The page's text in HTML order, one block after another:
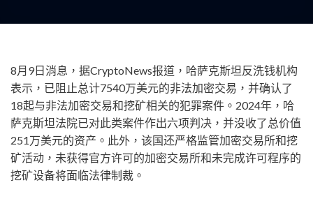
8月9日消息，据CryptoNews报道，哈萨克斯坦反洗钱机构
表示，已阻止总计7540万美元的非法加密交易，并确认了
18起与非法加密交易和挖矿相关的犯罪案件。2024年，哈
萨克斯坦法院已对此类案件作出六项判决，并没收了总价值
251万美元的资产。此外，该国还严格监管加密交易所和挖
矿活动，未获得官方许可的加密交易所和未完成许可程序的
挖矿设备将面临法律制裁。